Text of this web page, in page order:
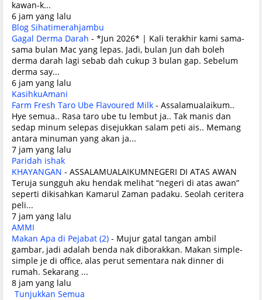
kawan-k...
6 jam yang lalu
Blog Sihatimerahjambu
Gagal Derma Darah - *Jun 2026* | Kali terakhir kami sama-
sama bulan Mac yang lepas. Jadi, bulan Jun dah boleh
derma darah lagi sebab dah cukup 3 bulan gap. Sebelum
derma say...
6 jam yang lalu
KasihkuAmani
Farm Fresh Taro Ube Flavoured Milk - Assalamualaikum..
Hye semua.. Rasa taro ube tu lembut ja.. Tak manis dan
sedap minum selepas disejukkan salam peti ais.. Memang
antara minuman yang akan ja...
7 jam yang lalu
Paridah ishak
KHAYANGAN - ASSALAMUALAIKUMNEGERI DI ATAS AWAN
Teruja sungguh aku hendak melihat “negeri di atas awan”
seperti dikisahkan Kamarul Zaman padaku. Seolah ceritera
peli...
7 jam yang lalu
AMMI
Makan Apa di Pejabat (2) - Mujur gatal tangan ambil
gambar, jadi adalah benda nak diborakkan. Makan simple-
simple je di office, alas perut sementara nak dinner di
rumah. Sekarang ...
8 jam yang lalu
Tunjukkan Semua